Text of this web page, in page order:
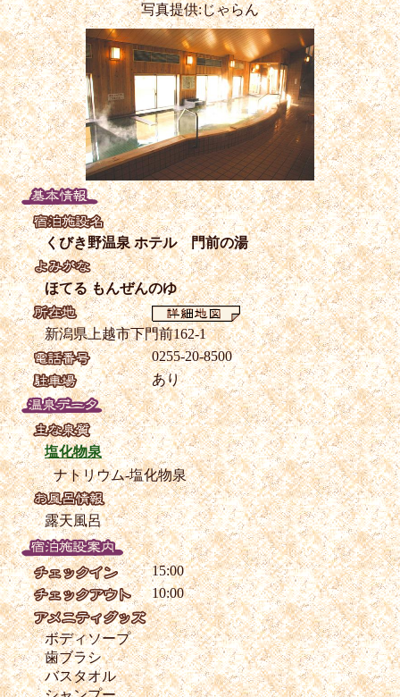
写真提供:じゃらん
くびき野温泉 ホテル 門前の湯
ほてる もんぜんのゆ
新潟県上越市下門前162-1
0255-20-8500
あり
塩化物泉
ナトリウム-塩化物泉
露天風呂
15:00
10:00
ボディソープ
歯ブラシ
バスタオル